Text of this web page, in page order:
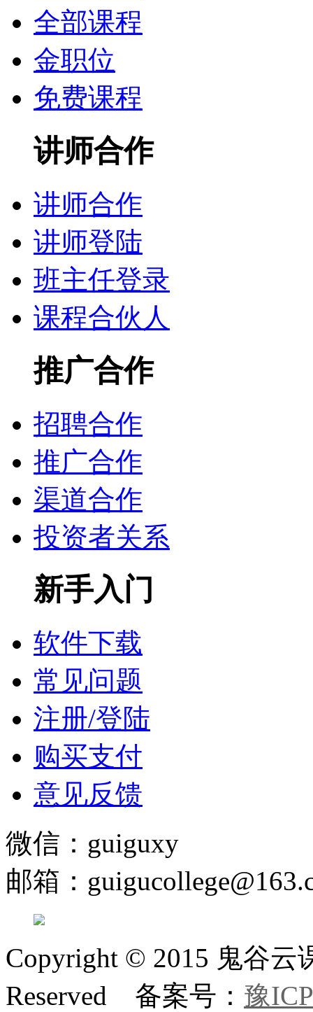
全部课程
金职位
免费课程
讲师合作
讲师合作
讲师登陆
班主任登录
课程合伙人
推广合作
招聘合作
推广合作
渠道合作
投资者关系
新手入门
软件下载
常见问题
注册/登陆
购买支付
意见反馈
微信：guiguxy
邮箱：
Copyright © 2015 鬼谷
Reserved 备案号： 豫